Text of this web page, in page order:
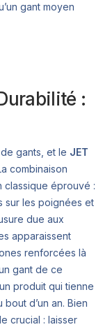
gant moyen
:
gants, et le JET
combinaison
classique éprouvé :
sur les poignées et
due aux
apparaissent
renforcées là
gant de ce
produit qui tienne
d’un an. Bien
crucial : laisser